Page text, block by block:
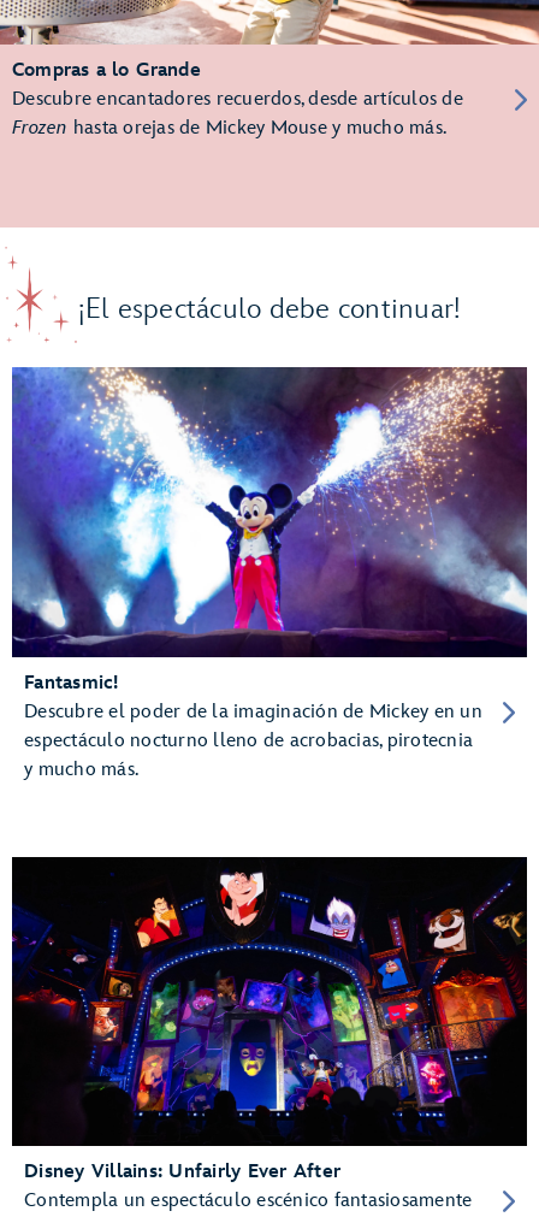
Compras a lo Grande
Descubre encantadores recuerdos, desde artículos de
Frozen hasta orejas de Mickey Mouse y mucho más.
¡El espectáculo debe continuar!
Fantasmic!
Descubre el poder de la imaginación de Mickey en un
espectáculo nocturno lleno de acrobacias, pirotecnia
y mucho más.
Disney Villains: Unfairly Ever After
Contempla un espectáculo escénico fantasiosamente